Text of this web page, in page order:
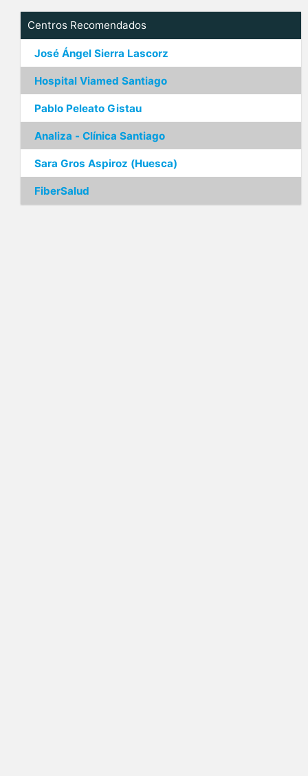
Centros Recomendados
José Ángel Sierra Lascorz
Hospital Viamed Santiago
Pablo Peleato Gistau
Analiza - Clínica Santiago
Sara Gros Aspiroz (Huesca)
FiberSalud